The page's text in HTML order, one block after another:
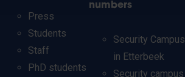
Press
Students
Staff
PhD students
numbers
Security Campus
in Etterbeek
Security campus